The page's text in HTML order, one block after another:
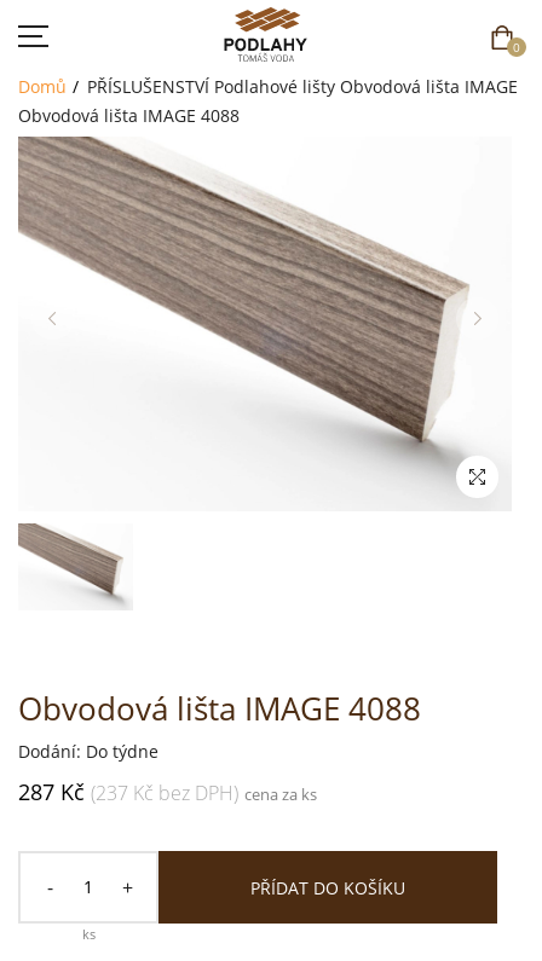
0
DOMŮ
SORTIMENT
AKCE
KONTAKT
Domů PŘÍSLUŠENSTVÍ Podlahové lišty Obvodová lišta IMAGE
Obvodová lišta IMAGE 4088
Obvodová lišta IMAGE 4088
Dodání: Do týdne
287 Kč (237 Kč bez DPH) cena za ks
- +
ks
PŘÍDAT DO KOŠÍKU